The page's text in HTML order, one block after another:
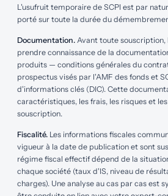
L'usufruit temporaire de SCPI est par
porté sur toute la durée du
Documentation. Avant toute souscription,
prendre connaissance de la
produits — conditions générales du
prospectus visés par l'AMF des fonds et
d'informations clés (DIC). Cette
caractéristiques, les frais, les risques et
souscription.
Fiscalité. Les informations fiscales
vigueur à la date de publication et sont
régime fiscal effectif dépend de la
chaque société (taux d'IS, niveau de
charges). Une analyse au cas par cas est